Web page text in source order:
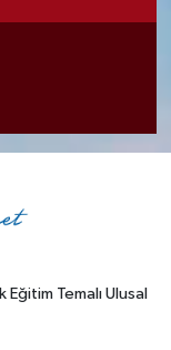
Temalı Ulusal